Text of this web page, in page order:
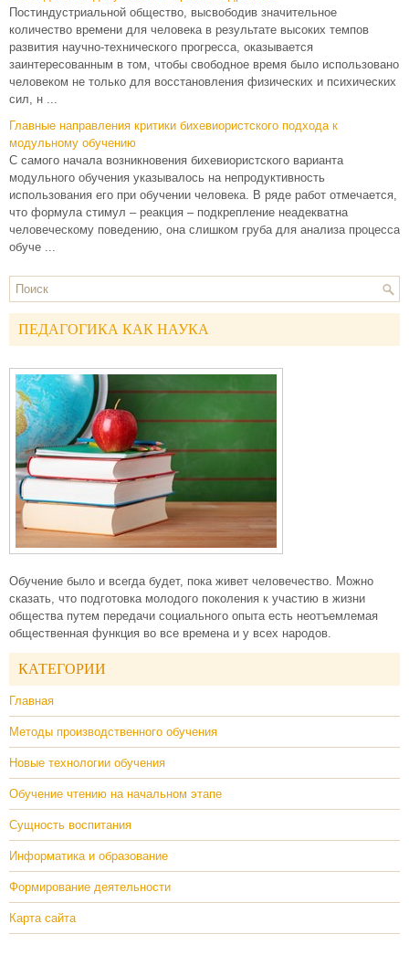
Постиндустриальной общество, высвободив значительное
количество времени для человека в результате высоких темпов
развития научно-технического прогресса, оказывается
заинтересованным в том, чтобы свободное время было использовано
человеком не только для восстановления физических и психических
сил, н ...
Главные направления критики бихевиористского подхода к
модульному обучению
С самого начала возникновения бихевиористского варианта
модульного обучения указывалось на непродуктивность
использования его при обучении человека. В ряде работ отмечается,
что формула стимул – реакция – подкрепление неадекватна
человеческому поведению, она слишком груба для анализа процесса
обуче ...
ПЕДАГОГИКА КАК НАУКА
Обучение было и всегда будет, пока живет человечество. Можно
сказать, что подготовка молодого поколения к участию в жизни
общества путем передачи социального опыта есть неотъемлемая
общественная функция во все времена и у всех народов.
КАТЕГОРИИ
Главная
Методы производственного обучения
Новые технологии обучения
Обучение чтению на начальном этапе
Сущность воспитания
Информатика и образование
Формирование деятельности
Карта сайта